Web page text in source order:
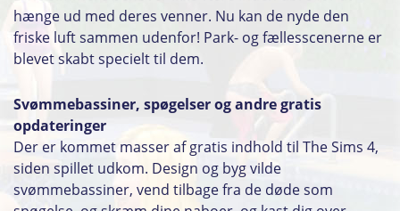
hænge ud med deres venner. Nu kan de nyde den
friske luft sammen udenfor! Park- og fællesscenerne er
blevet skabt specielt til dem.
Svømmebassiner, spøgelser og andre gratis
opdateringer
Der er kommet masser af gratis indhold til The Sims 4,
siden spillet udkom. Design og byg vilde
svømmebassiner, vend tilbage fra de døde som